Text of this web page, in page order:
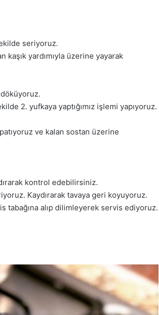
seriyoruz.
kaşık yardımıyla üzerine yayarak
döküyoruz.
2. yufkaya yaptığımız işlemi yapıyoruz.
ve kalan sostan üzerine
kontrol edebilirsiniz.
Kaydırarak tavaya geri koyuyoruz.
tabağına alıp dilimleyerek servis ediyoruz.